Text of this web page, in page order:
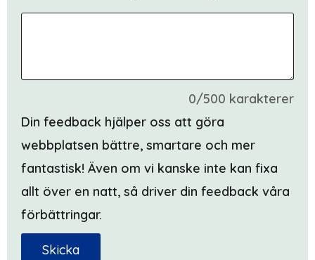
0/500 karakterer
Din feedback hjälper oss att göra
webbplatsen bättre, smartare och mer
fantastisk! Även om vi kanske inte kan fixa
allt över en natt, så driver din feedback våra
förbättringar.
Skicka